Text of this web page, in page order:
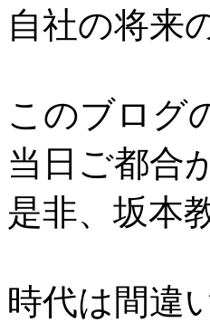
自社の将来
このブログ
当日ご都合
是非、坂本
時代は間違